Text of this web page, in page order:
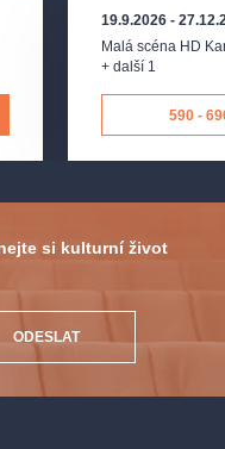
19.9.2026 -
Malá scéna HD
+ další 1
590 -
si kulturní život
ODESLAT